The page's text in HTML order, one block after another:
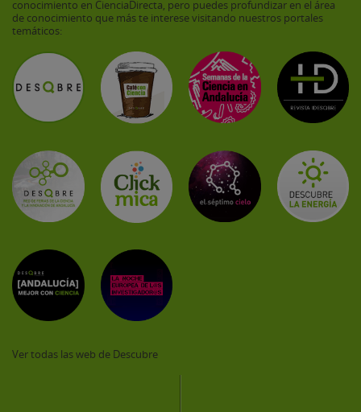
conocimiento en CienciaDirecta, pero puedes profundizar en el área
de conocimiento que más te interese visitando nuestros portales
temáticos:
Ver todas las web de Descubre